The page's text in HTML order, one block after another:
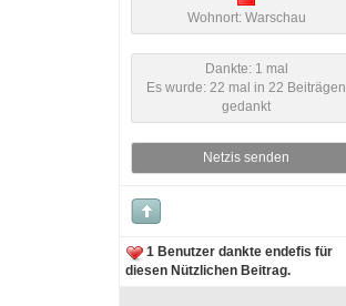
Wohnort: Warschau
Dankte: 1 mal
Es wurde: 22 mal in 22 Beiträgen
gedankt
Netzis senden
1 Benutzer dankte endefis für
diesen Nützlichen Beitrag.